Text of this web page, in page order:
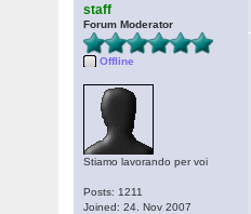
staff
Forum Moderator
Offline
Stiamo lavorando per voi
Posts: 1211
Joined: 24. Nov 2007